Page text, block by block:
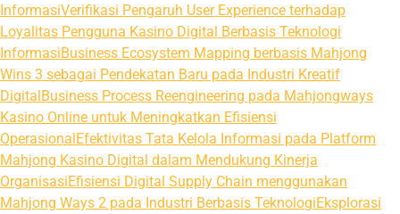
InformasiVerifikasi Pengaruh User Experience terhadap
Loyalitas Pengguna Kasino Digital Berbasis Teknologi
InformasiBusiness Ecosystem Mapping berbasis Mahjong
Wins 3 sebagai Pendekatan Baru pada Industri Kreatif
DigitalBusiness Process Reengineering pada Mahjongways
Kasino Online untuk Meningkatkan Efisiensi
OperasionalEfektivitas Tata Kelola Informasi pada Platform
Mahjong Kasino Digital dalam Mendukung Kinerja
OrganisasiEfisiensi Digital Supply Chain menggunakan
Mahjong Ways 2 pada Industri Berbasis TeknologiEksplorasi